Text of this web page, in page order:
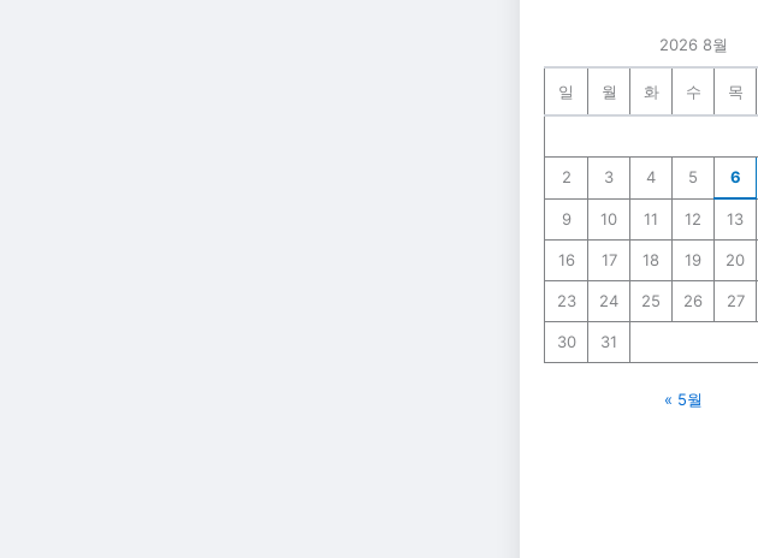
2026 8월
일 월 화 수 목
2 3 4 5 6
9 10 11 12 13
16 17 18 19 20
23 24 25 26 27
30 31
« 5월